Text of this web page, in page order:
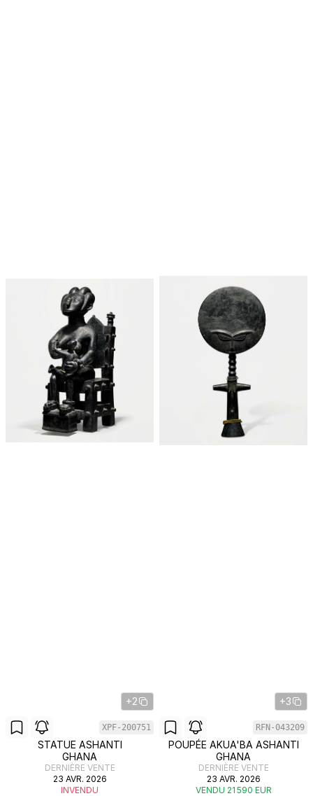
+2
XPF-200751
STATUE ASHANTI
GHANA
DERNIÈRE VENTE
23 AVR. 2026
INVENDU
+3
RFN-043209
POUPÉE AKUA'BA ASHANTI
GHANA
DERNIÈRE VENTE
23 AVR. 2026
VENDU 21 590 EUR